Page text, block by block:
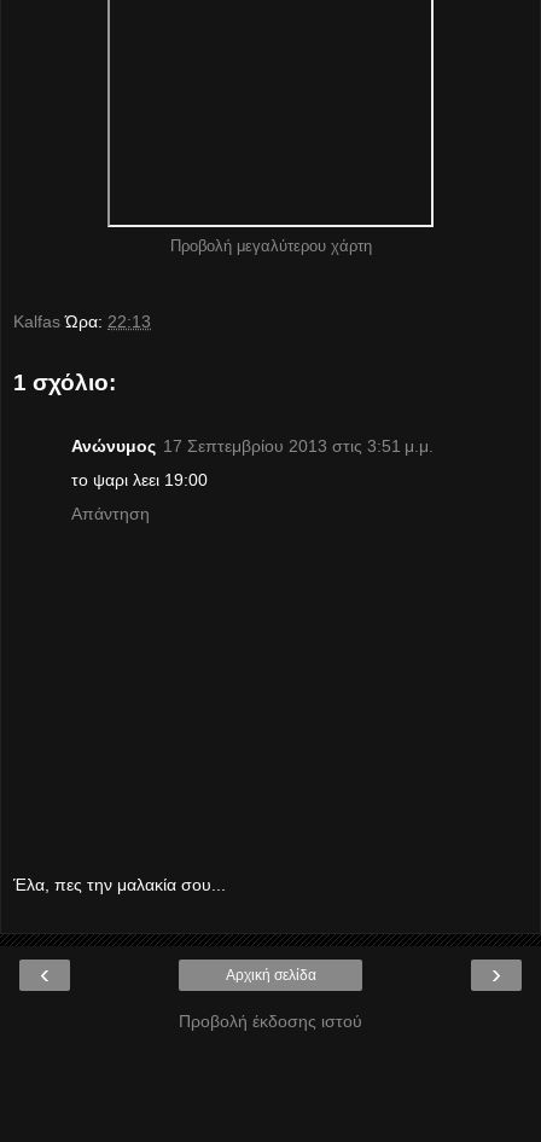
Προβολή μεγαλύτερου χάρτη
Kalfas Ώρα: 22:13
1 σχόλιο:
Ανώνυμος 17 Σεπτεμβρίου 2013 στις 3:51 μ.μ.
το ψαρι λεει 19:00
Απάντηση
Έλα, πες την μαλακία σου...
‹ ›
Αρχική σελίδα
Προβολή έκδοσης ιστού